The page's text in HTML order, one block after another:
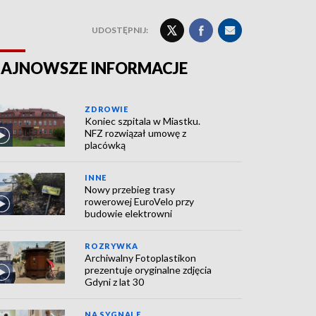
UDOSTĘPNIJ:
INFORMACJE
ZDROWIE
Koniec szpitala w Miastku.
NFZ rozwiązał umowę z
placówką
INNE
Nowy przebieg trasy
rowerowej EuroVelo przy
budowie elektrowni
ROZRYWKA
Archiwalny Fotoplastikon
prezentuje oryginalne zdjęcia
Gdyni z lat 30